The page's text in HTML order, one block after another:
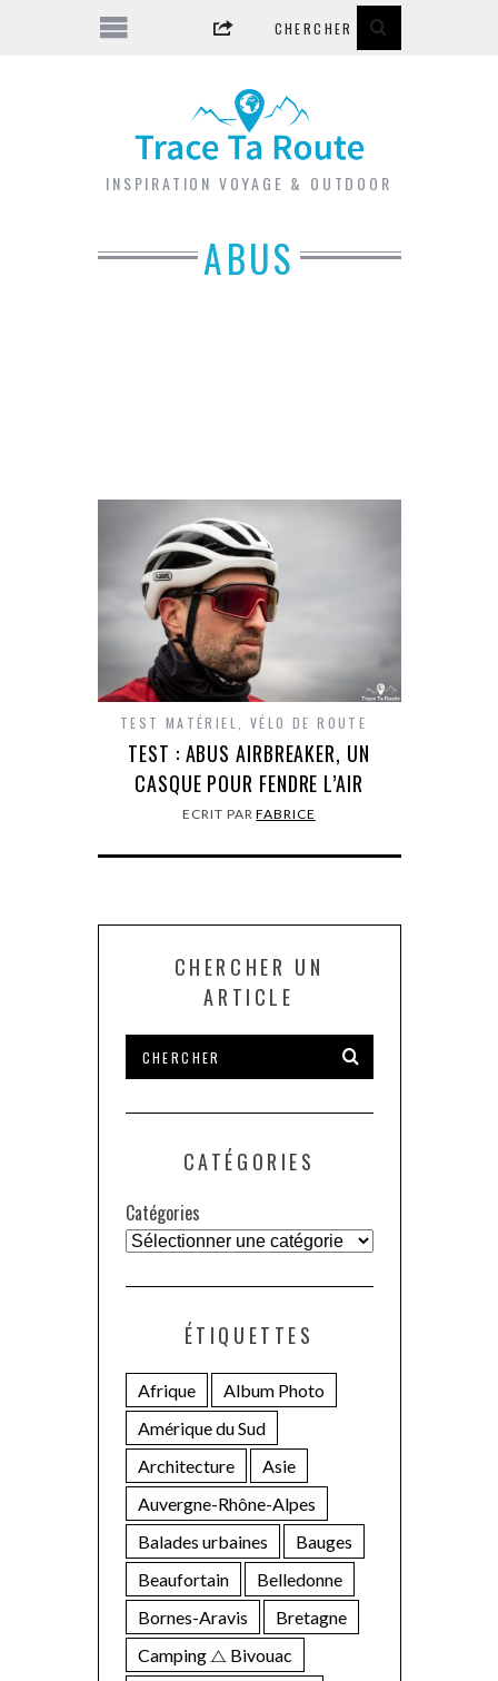
INSPIRATION VOYAGE & OUTDOOR
ABUS
TEST MATÉRIEL VÉLO DE ROUTE
TEST : ABUS AIRBREAKER, UN
CASQUE POUR FENDRE L’AIR
ECRIT PARFABRICE
CHERCHER UN
ARTICLE
CATÉGORIES
Catégories
ÉTIQUETTES
Afrique
Album Photo
Amérique du Sud
Architecture
Asie
Auvergne-Rhône-Alpes
Balades urbaines
Bauges
Beaufortain
Belledonne
Bornes-Aravis
Bretagne
Camping ⧍ Bivouac